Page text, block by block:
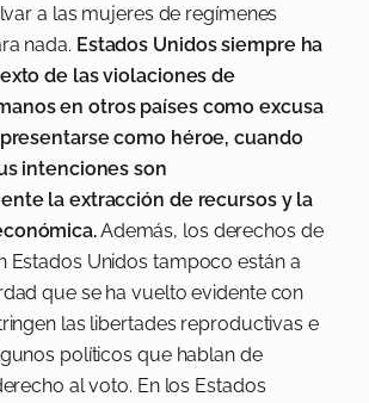
a las mujeres de regímenes
nada. Estados Unidos siempre ha
de las violaciones de
en otros países como excusa
como héroe, cuando
intenciones son
la extracción de recursos y la
Además, los derechos de
Estados Unidos tampoco están a
que se ha vuelto evidente con
las libertades reproductivas e
políticos que hablan de
al voto. En los Estados